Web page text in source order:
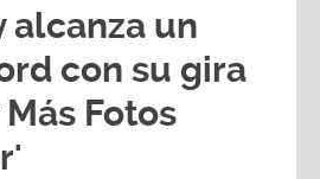
alcanza un
con su gira
Fotos